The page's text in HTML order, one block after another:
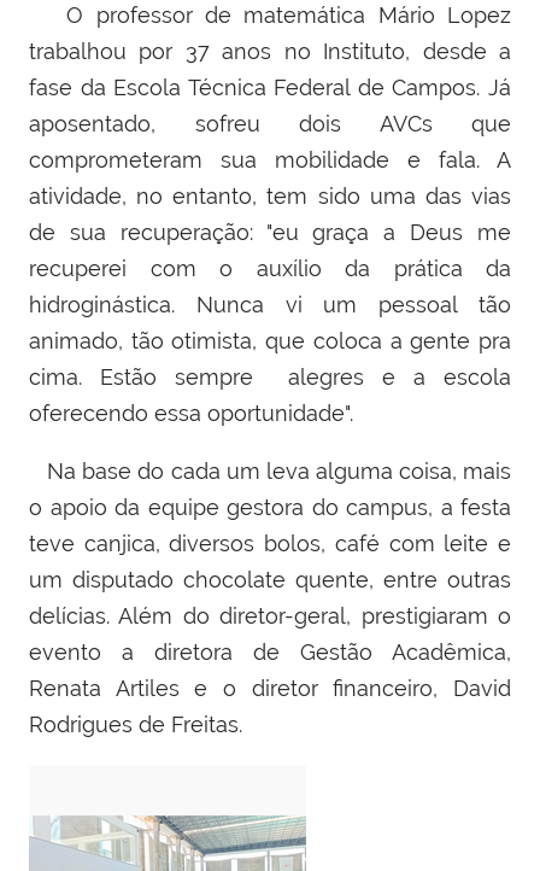
O professorde matemática Mário Lopez
trabalhou por 37 anos no Instituto, desde a
fase da Escola Técnica Federal de Campos. Já
aposentado, sofreu dois AVCs que
comprometeram sua mobilidade e fala. A
atividade, no entanto, tem sido uma das vias
de sua recuperação: "eu graça a Deus me
recuperei com o auxílio da prática da
hidroginástica. Nunca vi um pessoal tão
animado, tão otimista, que coloca a gente pra
cima. Estão sempre alegres e a escola
oferecendo essa oportunidade".
Na base do cada um leva alguma coisa, mais
o apoio da equipe gestora do campus, a festa
teve canjica, diversos bolos, café com leite e
um disputado chocolate quente, entre outras
delícias. Além do diretor-geral, prestigiaram o
evento a diretora de Gestão Acadêmica,
Renata Artiles e o diretor financeiro, David
Rodrigues de Freitas.